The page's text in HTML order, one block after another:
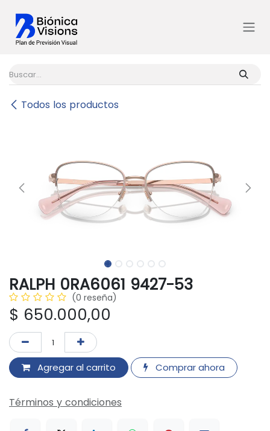
Todos los productos
RALPH 0RA6061 9427-53
(0 reseña)
$ 650.000,00
Agregar al carrito Comprar ahora
Términos y condiciones